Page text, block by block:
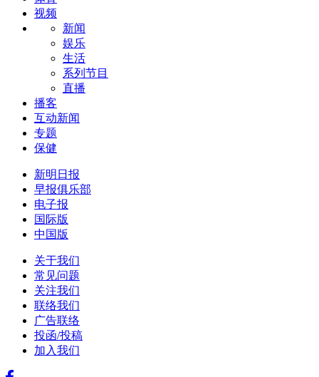
视频
新闻
娱乐
生活
系列节目
直播
播客
互动新闻
专题
保健
新明日报
早报俱乐部
电子报
国际版
中国版
关于我们
常见问题
关注我们
联络我们
广告联络
投函/投稿
加入我们